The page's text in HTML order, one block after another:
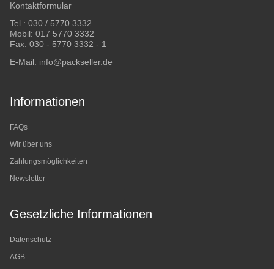
Kontaktformular
Tel.: 030 / 5770 3332
Mobil: 017 5770 3332
Fax: 030 - 5770 3332 - 1
E-Mail: info@packseller.de
Informationen
FAQs
Wir über uns
Zahlungsmöglichkeiten
Newsletter
Gesetzliche Informationen
Datenschutz
AGB